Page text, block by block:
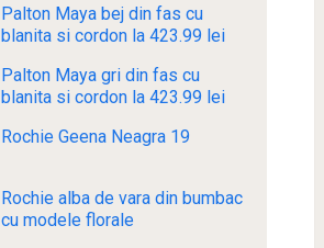
Palton Maya bej din fas cu
blanita si cordon la 423.99 lei
Palton Maya gri din fas cu
blanita si cordon la 423.99 lei
Rochie Geena Neagra 19
Rochie alba de vara din bumbac
cu modele florale